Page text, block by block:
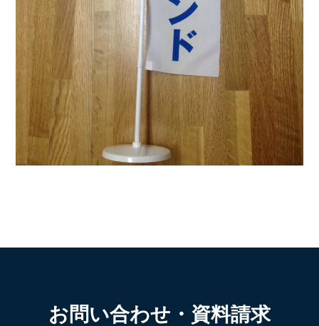
お問い合わせ・資料請求